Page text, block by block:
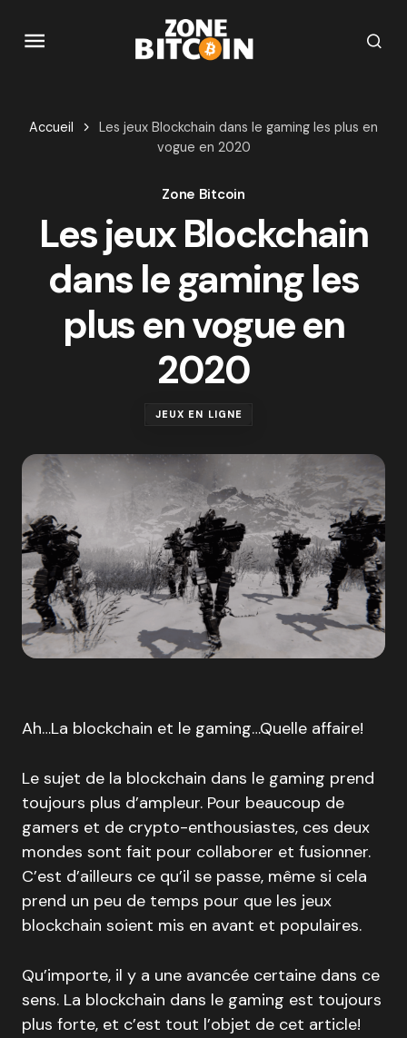
Accueil
Les jeux Blockchain dans le gaming les plus en
vogue en 2020
Zone Bitcoin
Les jeux Blockchain
dans le gaming les
plus en vogue en
2020
JEUX EN LIGNE
Ah…La blockchain et le gaming…Quelle affaire!
Le sujet de la blockchain dans le gaming prend
toujours plus d’ampleur. Pour beaucoup de
gamers et de crypto-enthousiastes, ces deux
mondes sont fait pour collaborer et fusionner.
C’est d’ailleurs ce qu’il se passe, même si cela
prend un peu de temps pour que les jeux
blockchain soient mis en avant et populaires.
Qu’importe, il y a une avancée certaine dans ce
sens. La blockchain dans le gaming est toujours
plus forte, et c’est tout l’objet de cet article!